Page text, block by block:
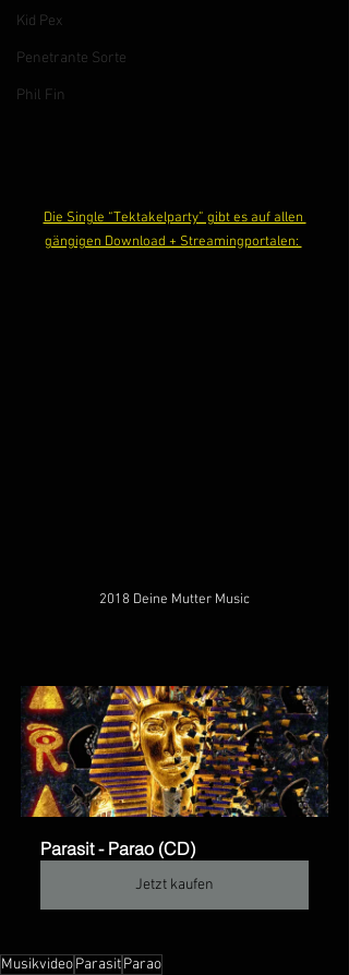
Kid Pex
Penetrante Sorte
Phil Fin
Die Single “Tektakelparty” gibt es auf allen
gängigen Download + Streamingportalen:
2018 Deine Mutter Music
Parasit - Parao (CD)
Jetzt kaufen
MusikvideoParasitParao